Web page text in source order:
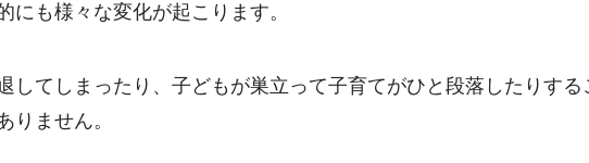
も様々な変化が起こります。
してしまったり、子どもが巣立って子育てがひと段落したりする
りません。